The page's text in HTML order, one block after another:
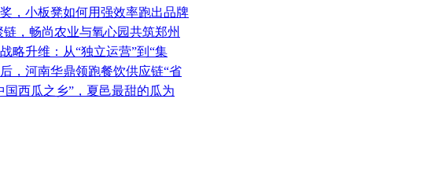
，小板凳如何用强效率跑出品牌
链，畅尚农业与氧心园共筑郑州
略升维：从“独立运营”到“集
，河南华鼎领跑餐饮供应链“省
国西瓜之乡”，夏邑最甜的瓜为